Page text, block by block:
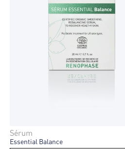
Sérum
Essential Balance